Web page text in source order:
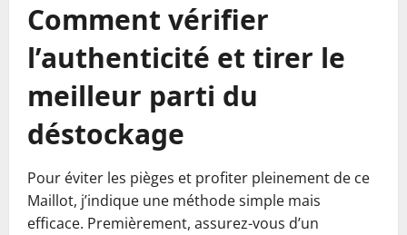
Comment vérifier
l’authenticité et tirer le
meilleur parti du
déstockage
Pour éviter les pièges et profiter pleinement de ce
Maillot, j’indique une méthode simple mais
efficace. Premièrement, assurez-vous d’un